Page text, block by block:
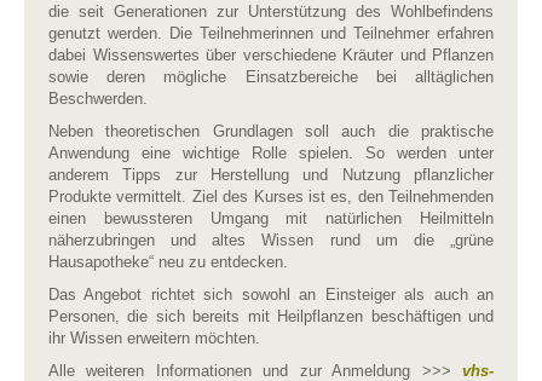
die seit Generationen zur Unterstützung des Wohlbefindens
genutzt werden. Die Teilnehmerinnen und Teilnehmer erfahren
dabei Wissenswertes über verschiedene Kräuter und Pflanzen
sowie deren mögliche Einsatzbereiche bei alltäglichen
Beschwerden.
Neben theoretischen Grundlagen soll auch die praktische
Anwendung eine wichtige Rolle spielen. So werden unter
anderem Tipps zur Herstellung und Nutzung pflanzlicher
Produkte vermittelt. Ziel des Kurses ist es, den Teilnehmenden
einen bewussteren Umgang mit natürlichen Heilmitteln
näherzubringen und altes Wissen rund um die „grüne
Hausapotheke“ neu zu entdecken.
Das Angebot richtet sich sowohl an Einsteiger als auch an
Personen, die sich bereits mit Heilpflanzen beschäftigen und
ihr Wissen erweitern möchten.
Alle weiteren Informationen und zur Anmeldung >>> vhs-